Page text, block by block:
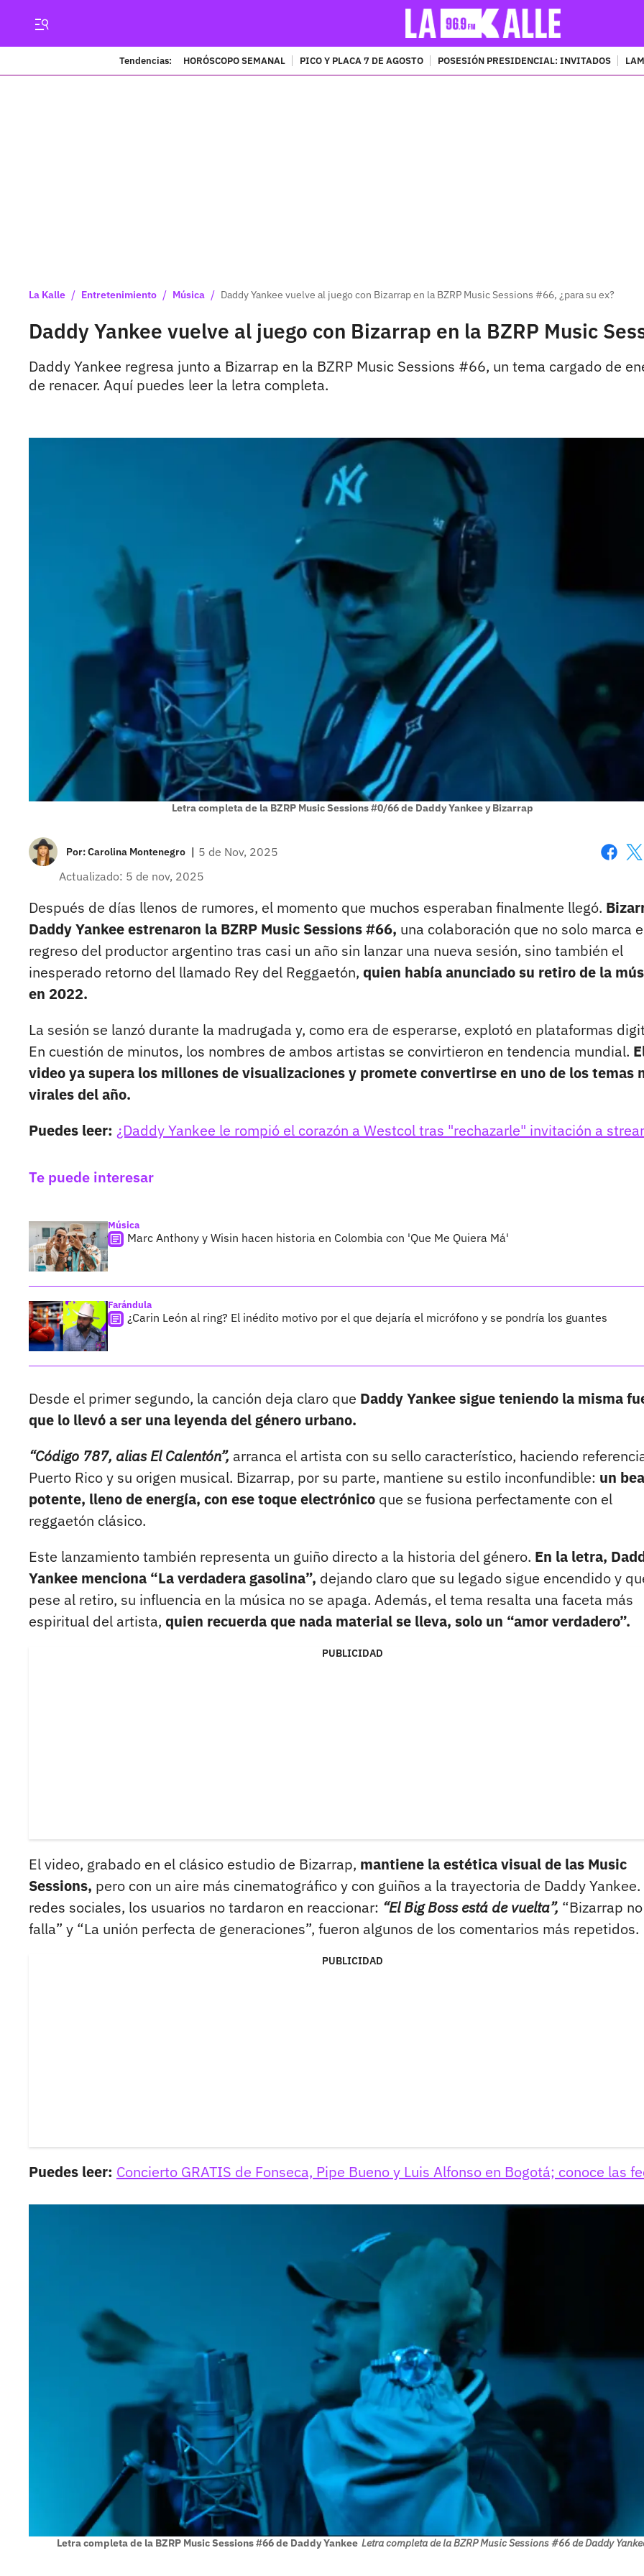
Tendencias: HORÓSCOPO SEMANAL PICO Y PLACA 7 DE AGOSTO POSESIÓN PRESIDENCIAL: INVITADOS
La Kalle / Entretenimiento / Música / Daddy Yankee vuelve al juego con Bizarrap en la BZRP Music Sessions #66, ¿para su ex?
Daddy Yankee vuelve al juego con Bizarrap en la BZRP Music
Daddy Yankee regresa junto a Bizarrap en la BZRP Music Sessions #66, un tema cargado de
de renacer. Aquí puedes leer la letra completa.
Letra completa de la BZRP Music Sessions #0/66 de Daddy Yankee y Bizarrap
Por:Carolina Montenegro | 5 de Nov, 2025
Actualizado: 5 de nov, 2025
Después de días llenos de rumores, el momento que muchos esperaban finalmente llegó.
Daddy Yankee estrenaron la BZRP Music Sessions #66, una colaboración que no solo marca
regreso del productor argentino tras casi un año sin lanzar una nueva sesión, sino también el
inesperado retorno del llamado Rey del Reggaetón, quien había anunciado su retiro de la
en 2022.
La sesión se lanzó durante la madrugada y, como era de esperarse, explotó en plataformas
En cuestión de minutos, los nombres de ambos artistas se convirtieron en tendencia mundial.
video ya supera los millones de visualizaciones y promete convertirse en uno de los temas
virales del año.
Puedes leer: ¿Daddy Yankee le rompió el corazón a Westcol tras "rechazarle" invitación a
Te puede interesar
Música
Marc Anthony y Wisin hacen historia en Colombia con 'Que Me Quiera Má'
Farándula
¿Carin León al ring? El inédito motivo por el que dejaría el micrófono y se pondría los guantes
Desde el primer segundo, la canción deja claro que Daddy Yankee sigue teniendo la misma
que lo llevó a ser una leyenda del género urbano.
“Código 787, alias El Calentón”, arranca el artista con su sello característico, haciendo
Puerto Rico y su origen musical. Bizarrap, por su parte, mantiene su estilo inconfundible: un
potente, lleno de energía, con ese toque electrónico que se fusiona perfectamente con el
reggaetón clásico.
Este lanzamiento también representa un guiño directo a la historia del género. En la letra,
Yankee menciona “La verdadera gasolina”, dejando claro que su legado sigue encendido y
pese al retiro, su influencia en la música no se apaga. Además, el tema resalta una faceta más
espiritual del artista, quien recuerda que nada material se lleva, solo un “amor verdadero”.
PUBLICIDAD
El video, grabado en el clásico estudio de Bizarrap, mantiene la estética visual de las Music
Sessions, pero con un aire más cinematográfico y con guiños a la trayectoria de Daddy Yankee.
redes sociales, los usuarios no tardaron en reaccionar: “El Big Boss está de vuelta”, “Bizarrap no
falla” y “La unión perfecta de generaciones”, fueron algunos de los comentarios más repetidos.
PUBLICIDAD
Puedes leer: Concierto GRATIS de Fonseca, Pipe Bueno y Luis Alfonso en Bogotá; conoce las
Letra completa de la BZRP Music Sessions #66 de Daddy Yankee Letra completa de la BZRP Music Sessions #66 de Daddy